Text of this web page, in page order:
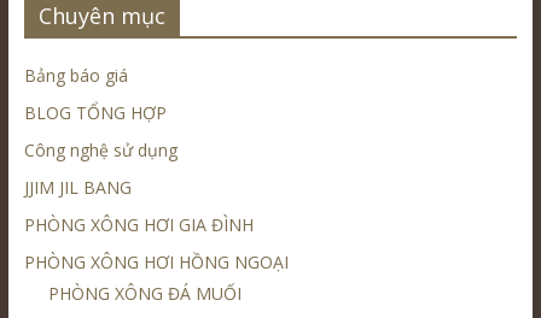
Chuyên mục
Bảng báo giá
BLOG TỔNG HỢP
Công nghệ sử dụng
JJIM JIL BANG
PHÒNG XÔNG HƠI GIA ĐÌNH
PHÒNG XÔNG HƠI HỒNG NGOẠI
PHÒNG XÔNG ĐÁ MUỐI